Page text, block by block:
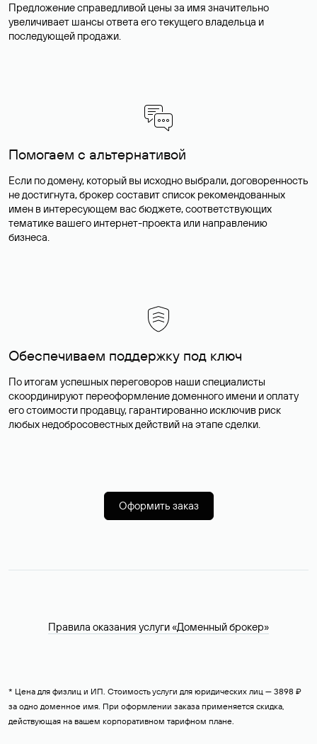
Предложение справедливой цены за имя значительно
увеличивает шансы ответа его текущего владельца и
последующей продажи.
Помогаем с альтернативой
Если по домену, который вы исходно выбрали, договоренность
не достигнута, брокер составит список рекомендованных
имен в интересующем вас бюджете, соответствующих
тематике вашего интернет-проекта или направлению
бизнеса.
Обеспечиваем поддержку под ключ
По итогам успешных переговоров наши специалисты
скоординируют переоформление доменного имени и оплату
его стоимости продавцу, гарантированно исключив риск
любых недобросовестных действий на этапе сделки.
Оформить заказ
Правила оказания услуги «Доменный брокер»
* Цена для физлиц и ИП. Стоимость услуги для юридических лиц — 3898 ₽
за одно доменное имя. При оформлении заказа применяется скидка,
действующая на вашем корпоративном тарифном плане.